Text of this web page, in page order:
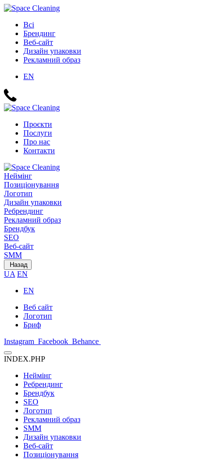
Всі
Брендинг
Веб-сайт
Дизайн упаковки
Рекламний образ
EN
Проєкти
Послуги
Про нас
Контакти
Неймінг
Позиціонування
Логотип
Дизайн упаковки
Ребрендинг
Рекламний образ
Брендбук
SEO
Веб-сайт
SMM
Назад
UA EN
EN
Веб сайт
Логотип
Бриф
Instagram Facebook Behance
INDEX.PHP
Неймінг
Ребрендинг
Брендбук
SEO
Логотип
Рекламний образ
SMM
Дизайн упаковки
Веб-сайт
Позиціонування